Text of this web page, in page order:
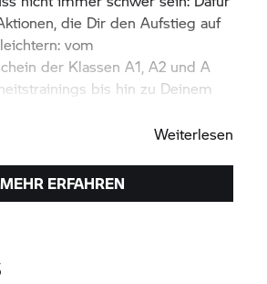
die Dir den Aufstieg auf
vom
der Klassen A1, A2 und A
bis hin zu Deinem
Weiterlesen
MEHR ERFAHREN